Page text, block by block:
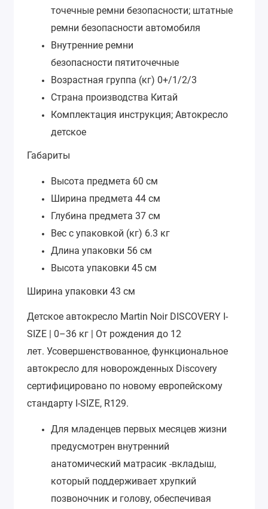
точечные ремни безопасности; штатные
ремни безопасности автомобиля
Внутренние ремни
безопасности пятиточечные
Возрастная группа (кг) 0+/1/2/3
Страна производства Китай
Комплектация инструкция; Автокресло
детское
Габариты
Высота предмета 60 см
Ширина предмета 44 см
Глубина предмета 37 см
Вес с упаковкой (кг) 6.3 кг
Длина упаковки 56 см
Высота упаковки 45 см
Ширина упаковки 43 см
Детское автокресло Martin Noir DISCOVERY I-
SIZE | 0–36 кг | От рождения до 12
лет. Усовершенствованное, функциональное
автокресло для новорожденных Discovery
сертифицировано по новому европейскому
стандарту I-SIZE, R129.
Для младенцев первых месяцев жизни
предусмотрен внутренний
анатомический матрасик -вкладыш,
который поддерживает хрупкий
позвоночник и голову, обеспечивая